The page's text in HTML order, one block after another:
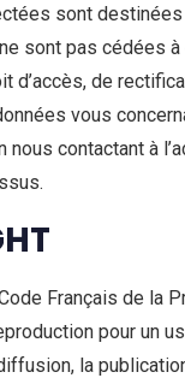
sont destinées
sont pas cédées
d’accès, de
vous
nous contactant à
Français de la
pour un
la